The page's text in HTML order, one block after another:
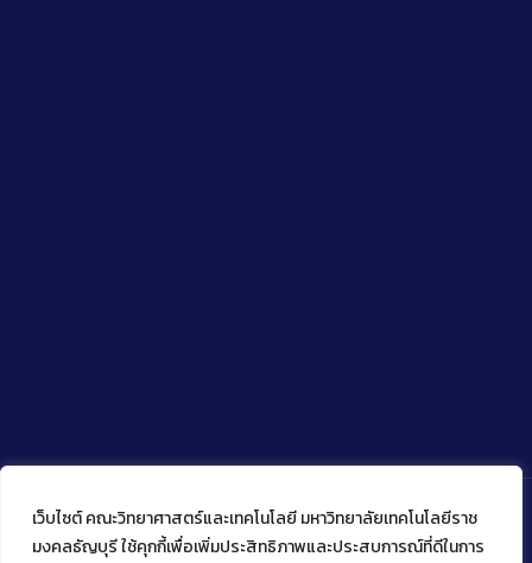
เว็บไซต์ คณะวิทยาศาสตร์และเทคโนโลยี มหาวิทยาลัยเทคโนโลยีราช
มงคลธัญบุรี ใช้คุกกี้เพื่อเพิ่มประสิทธิภาพและประสบการณ์ที่ดีในการ